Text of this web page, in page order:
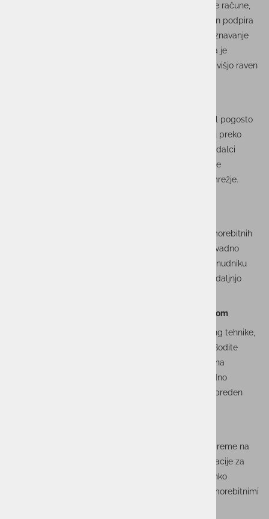
Uporabljajte močna in unikatna gesla za vse svoje račune,
povezane z mobilnim plačevanjem. Če vaš telefon podpira
biometrično zaščito, kot sta prstni odtis ali prepoznavanje
obraza, jo obvezno uporabite. Biometrična zaščita je
običajno bolj varna kot zgolj gesla, saj zagotavlja višjo raven
Javna omrežja Wi-Fi so lahko priročna, vendar žal pogosto
tudi ranljiva. Nikoli ne izvajajte finančnih transakcij preko
javnega Wi-Fi omrežja, saj lahko kibernetski napadalci
prestrežejo vaše podatke. Za plačevanje raje svoje
uporabite mobilne podatke ali varno, zasebno omrežje.
transakcijah je ključnega pomena za odkrivanje morebitnih
sumljivih dejavnosti. Če opazite kakršno koli nenavadno
aktivnost, jo nemudoma prijavite svoji banki ali ponudniku
mobilnih plačil. Hitro ukrepanje lahko prepreči nadaljnjo
Izogibajte se sumljivim povezavam in sporočilom
Kibernetski kriminalci pogosto uporabljajo phishing tehnike,
da bi pridobili vaše osebne in finančne podatke. Bodite
previdni pri odpiranju e-poštnih sporočil ali klikih na
povezave, ki od vas zahtevajo vnos podatkov. Vedno
preverite legitimnost sporočila ali spletne strani, preden
Razmislite o namestitvi varnostne programske opreme na
svoj mobilni telefon. Protivirusni programi in aplikacije za
zaščito pred zlonamerno programsko opremo lahko
dodatno zaščitijo vašo napravo in podatke pred morebitnimi